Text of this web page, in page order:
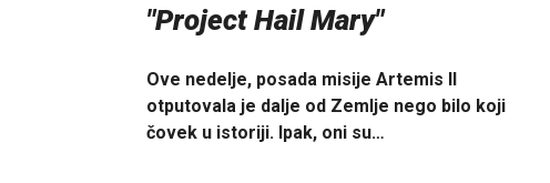
"Project Hail Mary"
Ove nedelje, posada misije Artemis II
otputovala je dalje od Zemlje nego bilo koji
čovek u istoriji. Ipak, oni su…